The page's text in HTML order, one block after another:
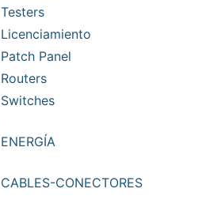
Testers
Licenciamiento
Patch Panel
Routers
Switches
ENERGÍA
CABLES-CONECTORES